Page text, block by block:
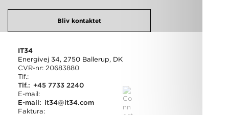
Bliv kontaktet
IT34
Energivej 34, 2750 Ballerup, DK
CVR-nr: 20683880
Tlf.:
Tlf.: +45 7733 2240
E-mail:
E-mail: it34@it34.com
Faktura: